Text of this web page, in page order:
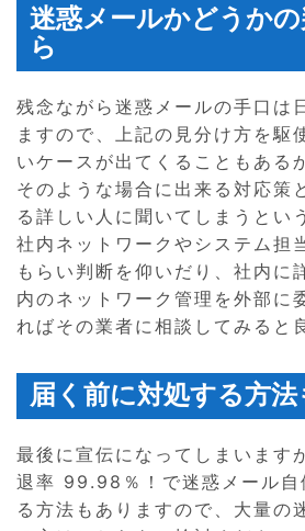
迷惑メールかどうか
ら
残念ながら迷惑メールの手口は
ますので、上記の見分け方を駆
いケースが出てくることもある
そのような場合に出来る対応策
る詳しい人に聞いてしまうとい
社内ネットワークやシステム担
もらい判断を仰いだり、社内に
内のネットワーク管理を外部に
ればその業者に相談してみると
届く前に対処する方
最後に宣伝になってしまいます
退率 99.98％！で迷惑メール自
る方法もありますので、大量の